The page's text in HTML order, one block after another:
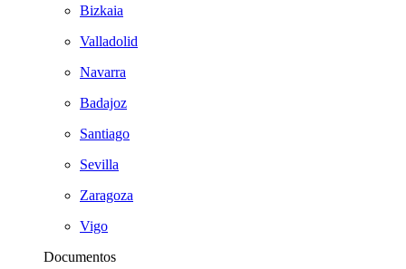
Bizkaia
Valladolid
Navarra
Badajoz
Santiago
Sevilla
Zaragoza
Vigo
Documentos